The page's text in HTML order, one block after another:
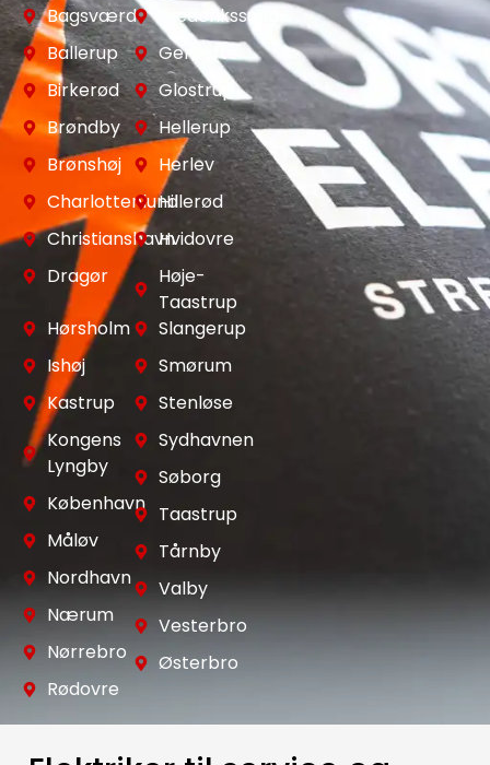
Bagsværd
Ballerup
Birkerød
Brøndby
Brønshøj
Charlottenlund
Christianshavn
Dragør
Frederikssund
Gentofte
Glostrup
Hellerup
Herlev
Hillerød
Hvidovre
Høje-
Taastrup
Hørsholm
Ishøj
Kastrup
Kongens
Lyngby
København
Måløv
Nordhavn
Nærum
Nørrebro
Rødovre
Slangerup
Smørum
Stenløse
Sydhavnen
Søborg
Taastrup
Tårnby
Valby
Vesterbro
Østerbro